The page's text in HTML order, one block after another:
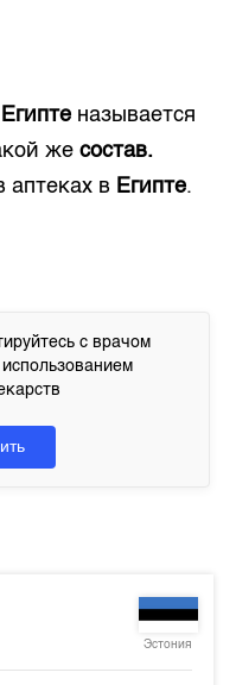
Египте называется
же состав.
аптеках в Египте.
с врачом
Эстония